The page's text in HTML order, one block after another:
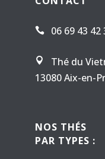
 06 69 43 42

Thé du
13080 Aix-en-
NOS THÉS
PAR TYPES :